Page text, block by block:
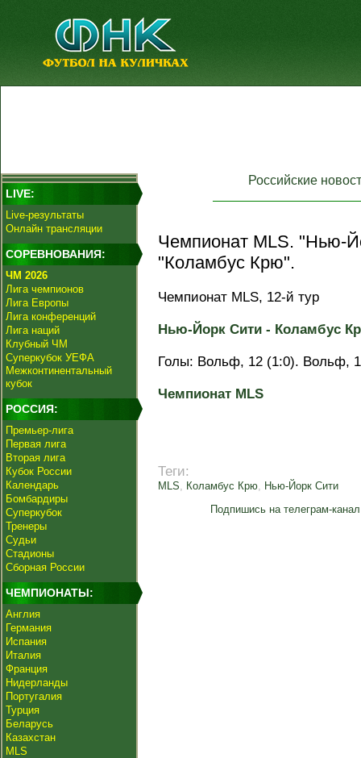
LIVE:
Live-результаты
Онлайн трансляции
СОРЕВНОВАНИЯ:
ЧМ 2026
Лига чемпионов
Лига Европы
Лига конференций
Лига наций
Клубный ЧМ
Суперкубок УЕФА
Межконтинентальный
кубок
РОССИЯ:
Премьер-лига
Первая лига
Вторая лига
Кубок России
Календарь
Бомбардиры
Суперкубок
Тренеры
Судьи
Стадионы
Сборная России
ЧЕМПИОНАТЫ:
Англия
Германия
Испания
Италия
Франция
Нидерланды
Португалия
Турция
Беларусь
Казахстан
MLS
Российские
Чемпионат MLS. "Нью-
"Коламбус Крю".
Чемпионат MLS, 12-й тур
Нью-Йорк Сити - Коламбус
Голы: Вольф, 12 (1:0). Вольф,
Чемпионат MLS
Теги:
MLS, Коламбус Крю, Нью-Йорк Сити
Подпишись на телеграм-